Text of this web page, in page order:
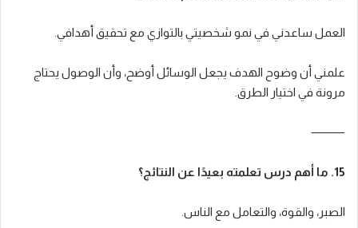
العمل ساعدني في نمو شخصيتي بالتوازي مع تحقيق أهدافي.
علمني أن وضوح الهدف يجعل الوسائل أوضح، وأن الوصول يحتاج
مرونة في اختيار الطرق.
⸻
15. ما أهم درس تعلمته بعيدًا عن النتائج؟
الصبر، والقوة، والتعامل مع الناس.